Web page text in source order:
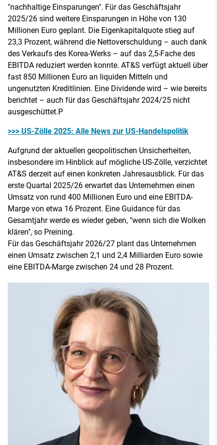
"nachhaltige Einsparungen". Für das Geschäftsjahr
2025/26 sind weitere Einsparungen in Höhe von 130
Millionen Euro geplant. Die Eigenkapitalquote stieg auf
23,3 Prozent, während die Nettoverschuldung – auch dank
des Verkaufs des Korea-Werks – auf das 2,5-Fache des
EBITDA reduziert werden konnte. AT&S verfügt aktuell über
fast 850 Millionen Euro an liquiden Mitteln und
ungenutzten Kreditlinien. Eine Dividende wird – wie bereits
berichtet – auch für das Geschäftsjahr 2024/25 nicht
ausgeschüttet.P
>>> US-Zölle 2025: Alle News zur US-Handelspolitik
Aufgrund der aktuellen geopolitischen Unsicherheiten,
insbesondere im Hinblick auf mögliche US-Zölle, verzichtet
AT&S derzeit auf einen konkreten Jahresausblick. Für das
erste Quartal 2025/26 erwartet das Unternehmen einen
Umsatz von rund 400 Millionen Euro und eine EBITDA-
Marge von etwa 16 Prozent. Eine Guidance für das
Gesamtjahr werde es wieder geben, "wenn sich die Wolken
klären", so Preining.
Für das Geschäftsjahr 2026/27 plant das Unternehmen
einen Umsatz zwischen 2,1 und 2,4 Milliarden Euro sowie
eine EBITDA-Marge zwischen 24 und 28 Prozent.